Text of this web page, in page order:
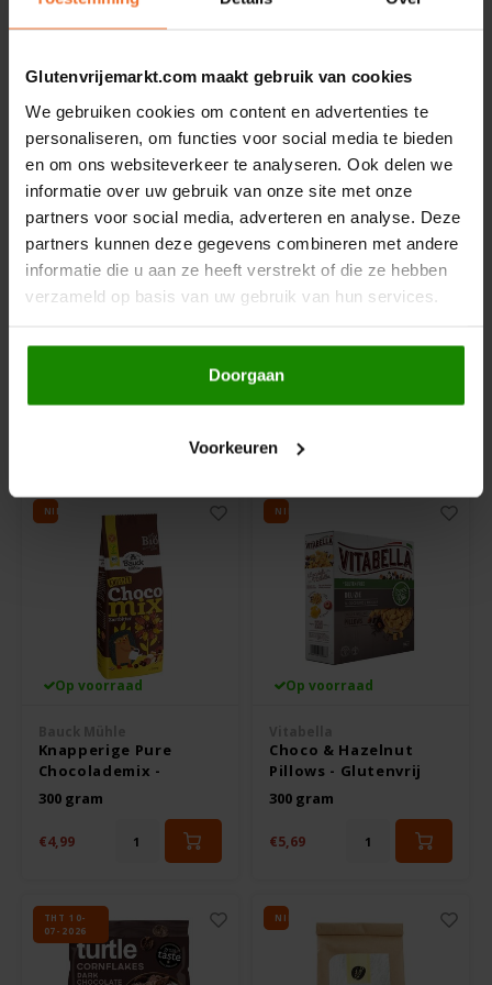
Glutenvrijemarkt.com maakt gebruik van cookies
We gebruiken cookies om content en advertenties te
personaliseren, om functies voor social media te bieden
en om ons websiteverkeer te analyseren. Ook delen we
informatie over uw gebruik van onze site met onze
partners voor social media, adverteren en analyse. Deze
partners kunnen deze gegevens combineren met andere
informatie die u aan ze heeft verstrekt of die ze hebben
verzameld op basis van uw gebruik van hun services.
Doorgaan
Voorkeuren
€9,50
Niet op voorraad
Fibre Flakes
Biologisch - Glutenvrij
Op voorraad
Havermuesli met
Glutenvrij
NIEUW
Op voorraad
Knapperige Pure
Chocolademix -
Glutenvrij
300 gram
€4,99
NIEUW
Op voorraad
Choco & Hazelnut
Pillows - Glutenvrij
300 gram
€5,69
THT 10-
07-2026
NIEUW